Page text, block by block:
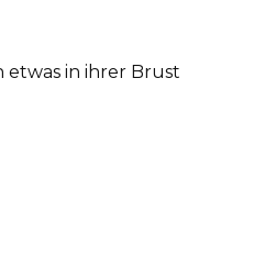
etwas in ihrer Brust